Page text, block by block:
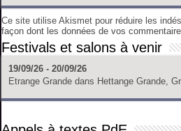
Ce site utilise Akismet pour réduire les
façon dont les données de vos
Festivals et salons à venir
19/09/26 - 20/09/26
Etrange Grande dans Hettange Grande,